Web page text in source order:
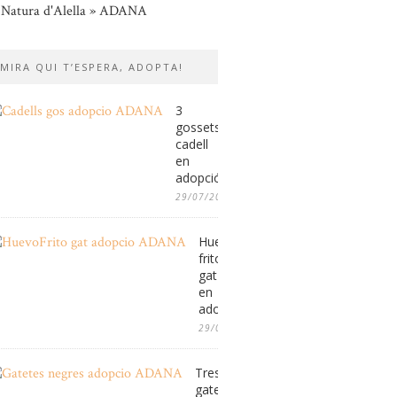
d'Alella » ADANA
MIRA QUI T’ESPERA, ADOPTA!
3
gossets
cadell
en
adopció
29/07/2026
Huevo
frito,
gat
en
adopció
29/07/2026
Tres
gatetes